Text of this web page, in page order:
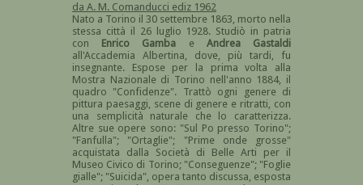
da A. M. Comanducci ediz 1962
Nato a Torino il 30 settembre 1863, morto nella
stessa città il 26 luglio 1928. Studiò in patria
con Enrico Gamba e Andrea Gastaldi
all'Accademia Albertina, dove, più tardi, fu
insegnante. Espose per la prima volta alla
Mostra Nazionale di Torino nell'anno 1884, il
quadro "Confidenze". Trattò ogni genere di
pittura paesaggi, scene di genere e ritratti, con
una semplicità naturale che lo caratterizza.
Altre sue opere sono: "Sul Po presso Torino";
"Fanfulla"; "Ortaglie"; "Prime onde grosse"
acquistata dalla Società di Belle Arti per il
Museo Civico di Torino; "Conseguenze"; "Foglie
gialle"; "Suicida", opera tanto discussa, esposta